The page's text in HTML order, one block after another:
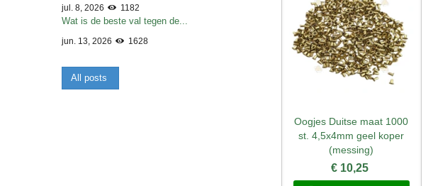
jul. 8, 2026 1182
Wat is de beste val tegen de...
jun. 13, 2026 1628
All posts
Snel bekijken
Oogjes Duitse maat 1000
st. 4,5x4mm geel koper
(messing)
€ 10,25